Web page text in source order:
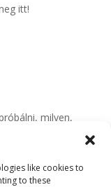
like cookies to
to these
itt!
milyen,